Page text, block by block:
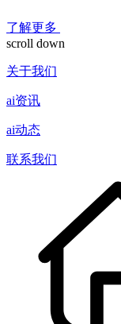
了解更多
scroll down
关于我们
ai资讯
ai动态
联系我们